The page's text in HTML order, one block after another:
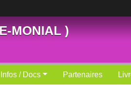
MONIAL )
Infos / Docs Partenaires